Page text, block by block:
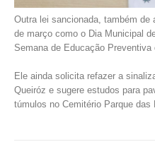
Outra lei sancionada, também de
de março como o Dia Municipal
Semana de Educação Preventiva
Ele ainda solicita refazer a
Queiróz e sugere estudos para
túmulos no Cemitério Parque das